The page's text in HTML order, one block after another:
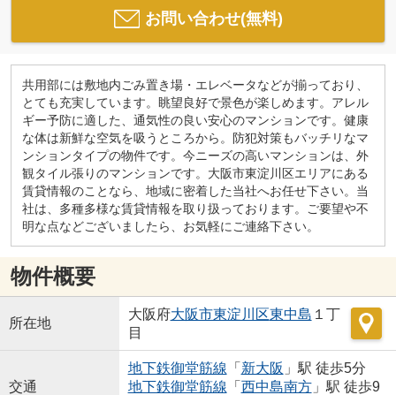
お問い合わせ(無料)
共用部には敷地内ごみ置き場・エレベータなどが揃っており、
とても充実しています。眺望良好で景色が楽しめます。アレル
ギー予防に適した、通気性の良い安心のマンションです。健康
な体は新鮮な空気を吸うところから。防犯対策もバッチリなマ
ンションタイプの物件です。今ニーズの高いマンションは、外
観タイル張りのマンションです。大阪市東淀川区エリアにある
賃貸情報のことなら、地域に密着した当社へお任せ下さい。当
社は、多種多様な賃貸情報を取り扱っております。ご要望や不
明な点などございましたら、お気軽にご連絡下さい。
物件概要
所在地
大阪府大阪市東淀川区東中島 １丁
目
交通
地下鉄御堂筋線 「 新大阪 」駅 徒歩5分
地下鉄御堂筋線 「 西中島南方」駅 徒歩9